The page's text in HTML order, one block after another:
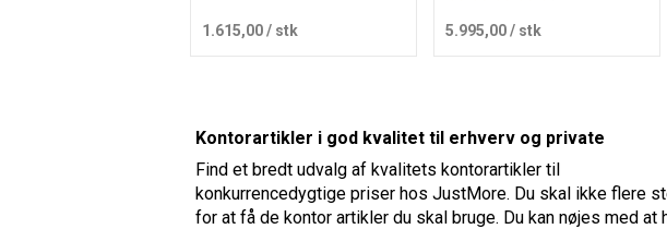
1.615,00/ stk 5.995,00/ stk
Kontorartikler i god kvalitet til erhverv og private
Find et bredt udvalg af kvalitets kontorartikler til
konkurrencedygtige priser hos JustMore. Du skal ikke flere
for at få de kontor artikler du skal bruge. Du kan nøjes med at